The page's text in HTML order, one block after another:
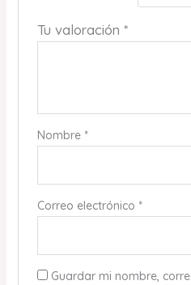
Tu valoración *
Nombre *
Correo electrónico *
Guardar mi nombre,